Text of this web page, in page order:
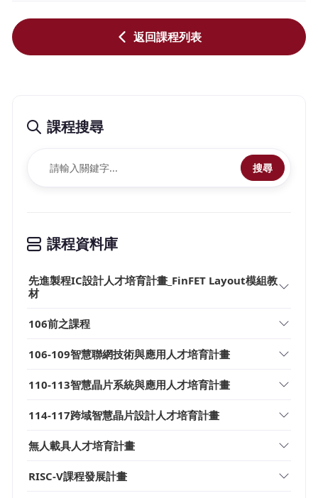
返回課程列表
課程搜尋
搜尋
課程資料庫
先進製程IC設計人才培育計畫_FinFET Layout模組教
材
106前之課程
106-109智慧聯網技術與應用人才培育計畫
110-113智慧晶片系統與應用人才培育計畫
114-117跨域智慧晶片設計人才培育計畫
無人載具人才培育計畫
RISC-V課程發展計畫